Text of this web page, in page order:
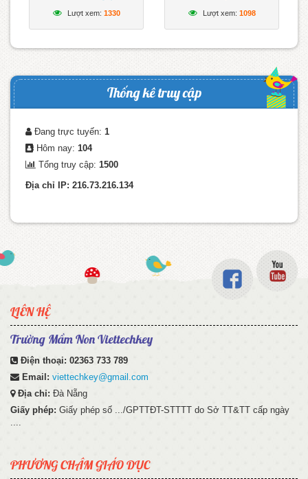
Lượt xem: 1330 Lượt xem: 1098
Thống kê truy cập
Đang trực tuyến: 1
Hôm nay: 104
Tổng truy cập: 1500
Địa chỉ IP: 216.73.216.134
LIÊN HỆ
Trường Mầm Non Viettechkey
Điện thoại: 02363 733 789
Email: viettechkey@gmail.com
Địa chỉ: Đà Nẵng
Giấy phép: Giấy phép số .../GPTTĐT-STTTT do Sở TT&TT cấp ngày
....
PHƯƠNG CHÂM GIÁO DỤC